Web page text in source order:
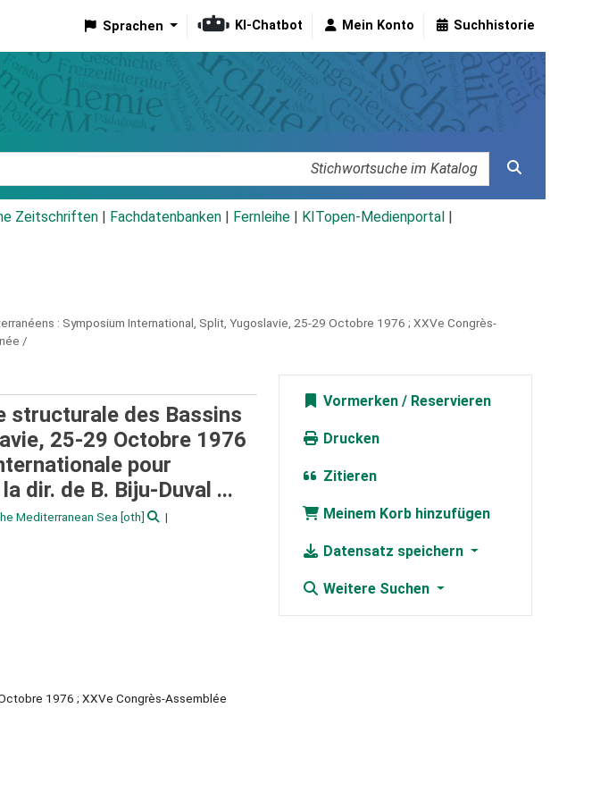
Sprachen KI-Chatbot Mein Konto Suchhistorie
Zeitschriften Fachdatenbanken Fernleihe KITopen-Medienportal
: Symposium International, Split, Yugoslavie, 25-29 Octobre 1976 ; XXVe Congrès-
/
structurale des Bassins
25-29 Octobre 1976
pour
dir. de B. Biju-Duval ...
Mediterranean Sea[oth]
1976 ; XXVe Congrès-Assemblée
Vormerken
Drucken
Zitieren
Meinem Korb hinzufügen
Datensatz speichern
Weitere Suchen